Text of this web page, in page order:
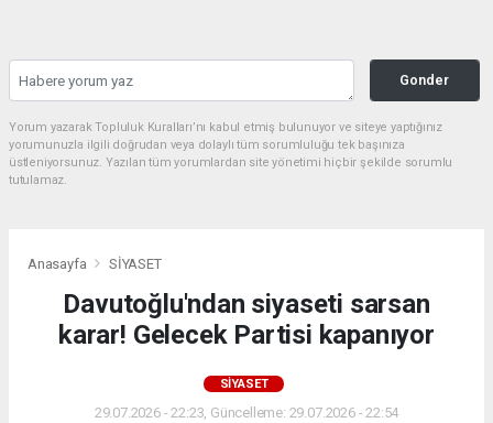
Gonder
Yorum yazarak Topluluk Kuralları’nı kabul etmiş bulunuyor ve siteye yaptığınız
yorumunuzla ilgili doğrudan veya dolaylı tüm sorumluluğu tek başınıza
üstleniyorsunuz. Yazılan tüm yorumlardan site yönetimi hiçbir şekilde sorumlu
tutulamaz.
Anasayfa SİYASET
Davutoğlu'ndan siyaseti sarsan
karar! Gelecek Partisi kapanıyor
SİYASET
29.07.2026 - 22:23, Güncelleme: 29.07.2026 - 22:54